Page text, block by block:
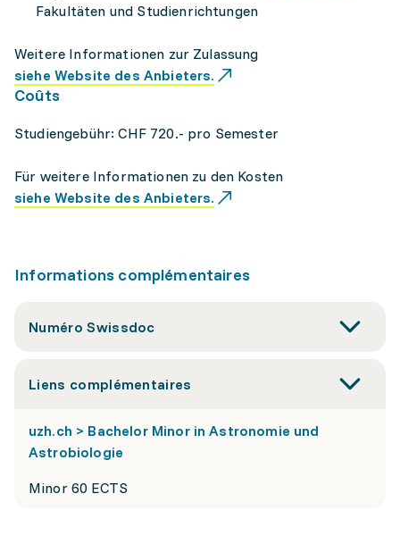
Fakultäten und Studienrichtungen
Weitere Informationen zur Zulassung
siehe Website des Anbieters.
Coûts
Studiengebühr: CHF 720.- pro Semester
Für weitere Informationen zu den Kosten
siehe Website des Anbieters.
Informations complémentaires
Numéro Swissdoc
Liens complémentaires
uzh.ch > Bachelor Minor in Astronomie und
Astrobiologie
Minor 60 ECTS